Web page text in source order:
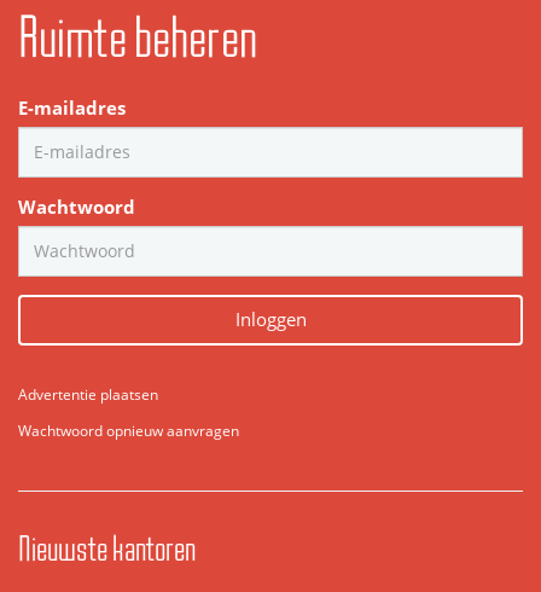
Ruimte beheren
E-mailadres
Wachtwoord
Inloggen
Advertentie plaatsen
Wachtwoord opnieuw aanvragen
Nieuwste kantoren